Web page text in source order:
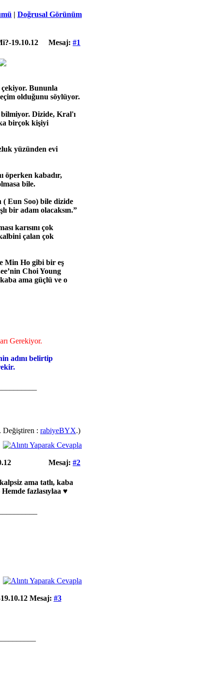
| Doğrusal Görünüm
Mesaj: #1
19.10.12
çekiyor. Bununla
olduğunu söylüyor.
Dizide, Kral'ı
birçok kişiyi
yüzünden evi
öperken kabadır,
bile.
( Eun Soo) bile dizide
bir adam olacaksın.”
karısını çok
çalan çok
Min Ho gibi bir eş
Choi Young
ama güçlü ve o
Gerekiyor.
adını belirtip
Değiştiren : rabiyeBYX.)
Mesaj: #2
ama tatlı, kaba
fazlasıylaa ♥
Mesaj: #3